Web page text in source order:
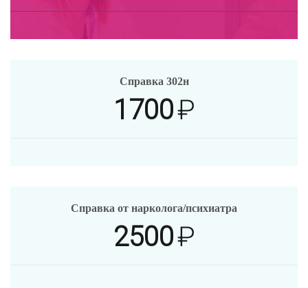
Справка 302н
1700₽
Справка от нарколога/психиатра
2500₽